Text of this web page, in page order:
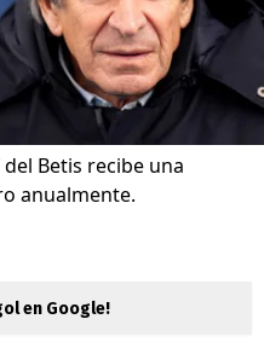
del Betis recibe una
anualmente.
en Google!